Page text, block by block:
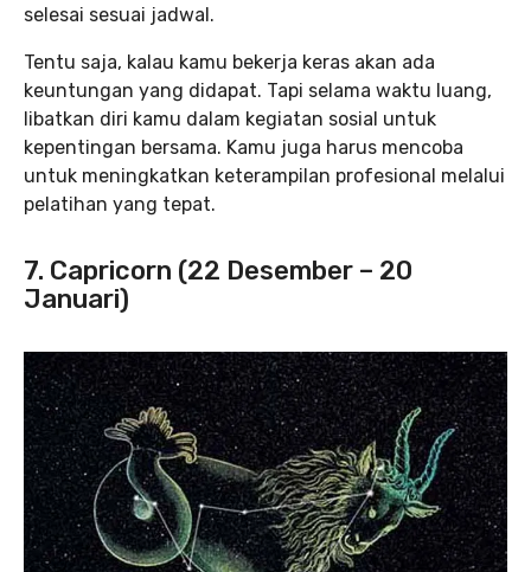
selesai sesuai jadwal.
Tentu saja, kalau kamu bekerja keras akan ada
keuntungan yang didapat. Tapi selama waktu luang,
libatkan diri kamu dalam kegiatan sosial untuk
kepentingan bersama. Kamu juga harus mencoba
untuk meningkatkan keterampilan profesional melalui
pelatihan yang tepat.
7. Capricorn (22 Desember – 20
Januari)